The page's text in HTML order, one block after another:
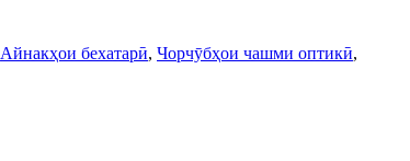
Айнакҳои бехатарӣ, Чорчӯбҳои чашми оптикӣ,